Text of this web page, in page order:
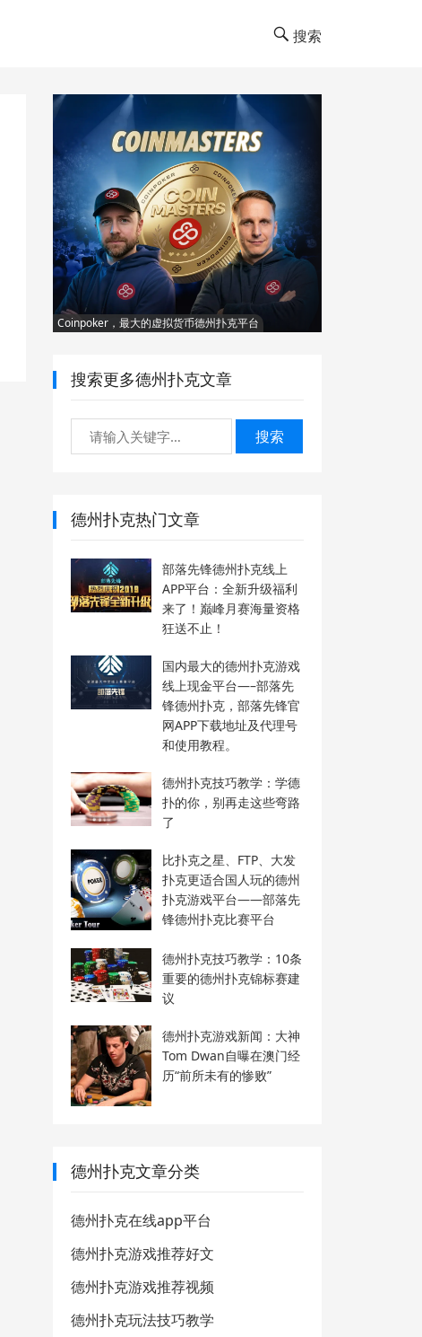
搜索
Coinpoker，最大的虚拟货币德州扑克平台
搜索更多德州扑克文章
搜索
德州扑克热门文章
部落先锋德州扑克线上
APP平台：全新升级福利
来了！巅峰月赛海量资格
狂送不止！
国内最大的德州扑克游戏
线上现金平台—–部落先
锋德州扑克，部落先锋官
网APP下载地址及代理号
和使用教程。
德州扑克技巧教学：学德
扑的你，别再走这些弯路
了
比扑克之星、FTP、大发
扑克更适合国人玩的德州
扑克游戏平台——部落先
锋德州扑克比赛平台
德州扑克技巧教学：10条
重要的德州扑克锦标赛建
议
德州扑克游戏新闻：大神
Tom Dwan自曝在澳门经
历“前所未有的惨败”
德州扑克文章分类
德州扑克在线app平台
德州扑克游戏推荐好文
德州扑克游戏推荐视频
德州扑克玩法技巧教学